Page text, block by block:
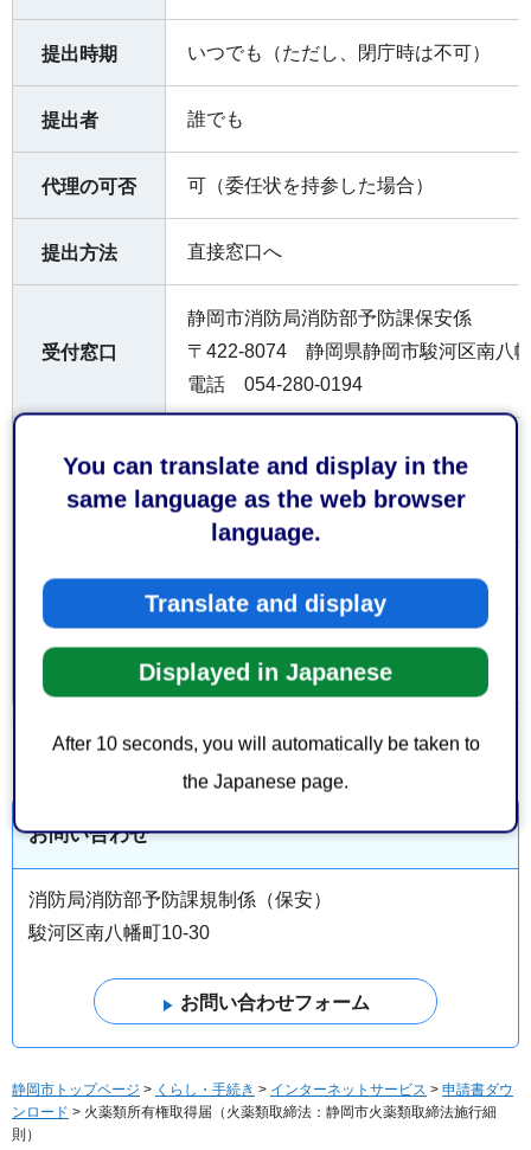
You can translate and display in the
same language as the web browser
language.
Translate and display
Displayed in Japanese
After 10 seconds, you will automatically be taken to
the Japanese page.
提出時期 いつでも（ただし、閉庁時は不可）
提出者 誰でも
代理の可否 可（委任状を持参した場合）
提出方法 直接窓口へ
受付窓口
静岡市消防局消防部予防課保安係
〒422-8074 静岡県静岡市駿河区南八
電話 054-280-0194
いただくも
なし
費用 なし
大分類 >
お問い合わせ
消防局消防部予防課規制係（保安）
駿河区南八幡町10-30
静岡市トップページ > くらし・手続き > インターネットサービス > 申請書ダウ
ンロード > 火薬類所有権取得届（火薬類取締法：静岡市火薬類取締法施行細
則）